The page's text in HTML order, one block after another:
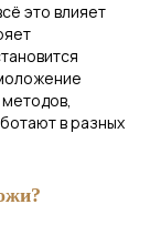
это влияет
в разных